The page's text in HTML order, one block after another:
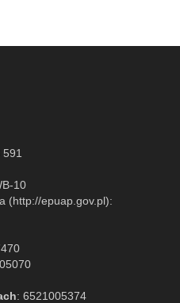
10
(http://epuap.gov.pl):
: 6521005374